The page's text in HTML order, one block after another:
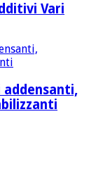
Vari
addensanti,